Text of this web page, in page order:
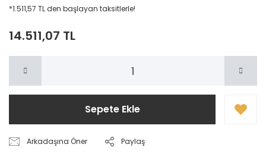
*1.511,57 TL den başlayan taksitlerle!
14.511,07 TL
Sepete Ekle
Arkadaşına Öner Paylaş